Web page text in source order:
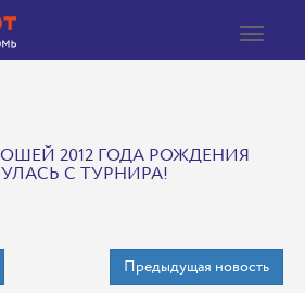
Toggle
2012 ГОДА РОЖДЕНИЯ
С ТУРНИРА!
Предыдущая новость